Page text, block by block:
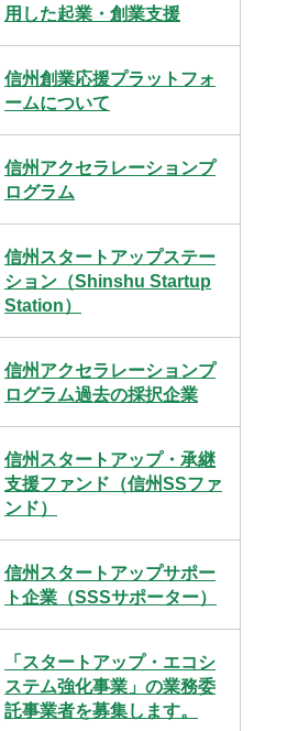
用した起業・創業支援
信州創業応援プラットフォ
ームについて
信州アクセラレーションプ
ログラム
信州スタートアップステー
ション（Shinshu Startup
Station）
信州アクセラレーションプ
ログラム過去の採択企業
信州スタートアップ・承継
支援ファンド（信州SSファ
ンド）
信州スタートアップサポー
ト企業（SSSサポーター）
「スタートアップ・エコシ
ステム強化事業」の業務委
託事業者を募集します。